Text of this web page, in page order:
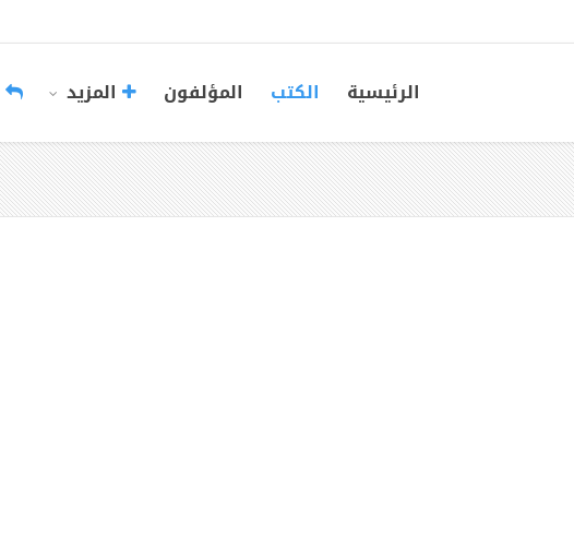
الرئيسية الكتب المؤلفون المزيد